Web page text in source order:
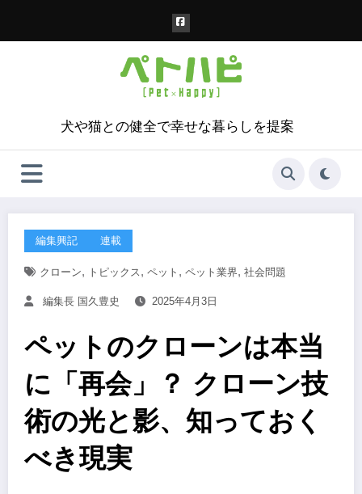
犬や猫との健全で幸せな暮らしを提案
編集興記 連載
クローン, トピックス, ペット , ペット業界, 社会問題
編集長 国久豊史 2025年4月3日
ペットのクローンは本当
に「再会」？ クローン技
術の光と影、知っておく
べき現実